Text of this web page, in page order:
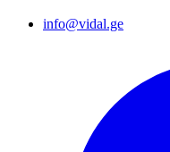
info@vidal.ge